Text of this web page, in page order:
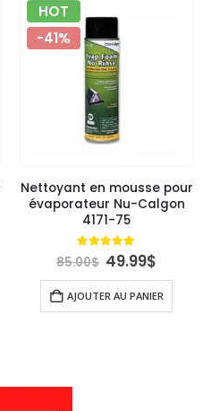
HOT
-41%
Nettoyant en mousse pour
évaporateur Nu-Calgon
4171-75
4.89 out of 5
85.00$ Le
prix
initial
était :
85.00$.
49.99$Le
prix
actuel
est :
49.99$.
AJOUTER AU PANIER